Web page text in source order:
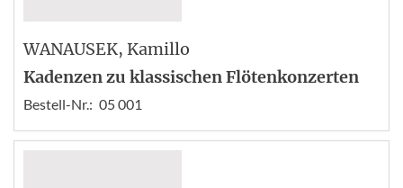
WANAUSEK, Kamillo
Kadenzen zu klassischen Flötenkonzerten
Bestell-Nr.: 05 001